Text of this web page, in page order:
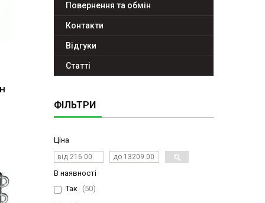
Повернення та обмін
Контакти
Відгуки
Статті
ФІЛЬТРИ
Ціна
В наявності
Так
50